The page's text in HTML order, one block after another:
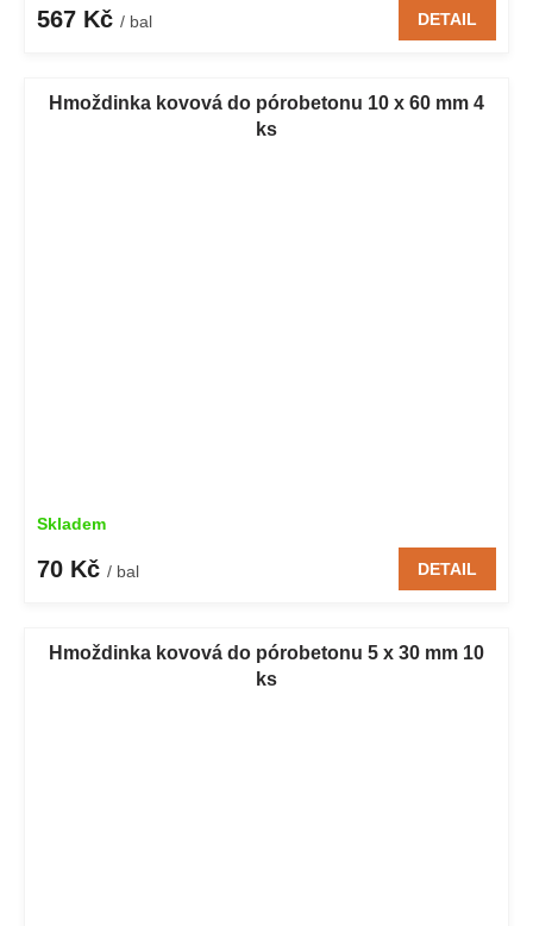
567 Kč / bal DETAIL
Hmoždinka kovová do pórobetonu 10 x 60 mm 4
ks
Skladem
70 Kč / bal DETAIL
Hmoždinka kovová do pórobetonu 5 x 30 mm 10
ks